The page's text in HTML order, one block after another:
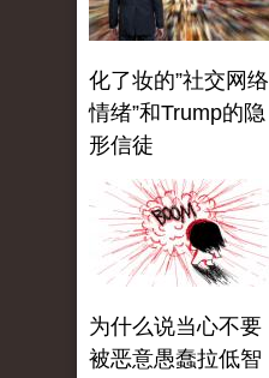
化了妆的”社交网络
情绪”和Trump的隐
形信徒
为什么说当心不要
被恶意愚蠢拉低智